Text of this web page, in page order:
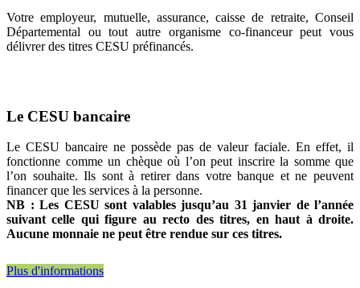
Votre employeur, mutuelle, assurance, caisse de retraite, Conseil
Départemental ou tout autre organisme co-financeur peut vous
délivrer des titres CESU préfinancés.
Le CESU bancaire
Le CESU bancaire ne possède pas de valeur faciale. En effet, il
fonctionne comme un chèque où l’on peut inscrire la somme que
l’on souhaite. Ils sont à retirer dans votre banque et ne peuvent
financer que les services à la personne.
NB : Les CESU sont valables jusqu’au 31 janvier de l’année
suivant celle qui figure au recto des titres, en haut à droite.
Aucune monnaie ne peut être rendue sur ces titres.
Plus d'informations